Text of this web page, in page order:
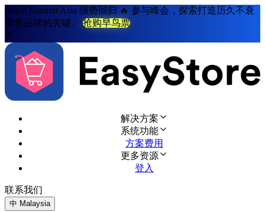
Retail Summit Asia 强势回归 🔥 参与峰会，探索打造历久不衰
零售品牌的关键。
抢购早鸟票
解决方案
系统功能
方案费用
更多资源
登入
联系我们
中 Malaysia